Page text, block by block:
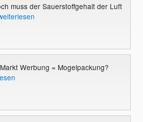
muss der Sauerstoffgehalt der Luft
Werbung = Mogelpackung?